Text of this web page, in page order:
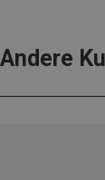
Andere